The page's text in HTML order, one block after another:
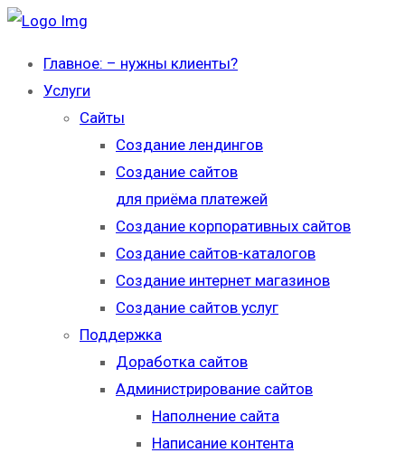
Главное: – нужны клиенты?
Услуги
Сайты
Создание лендингов
Создание сайтов
для приёма платежей
Создание корпоративных сайтов
Создание сайтов-каталогов
Создание интернет магазинов
Создание сайтов услуг
Поддержка
Доработка сайтов
Администрирование сайтов
Наполнение сайта
Написание контента